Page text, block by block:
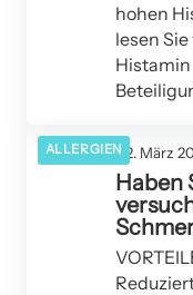
hohen
lesen
ALLERGIEN02. März
Haben